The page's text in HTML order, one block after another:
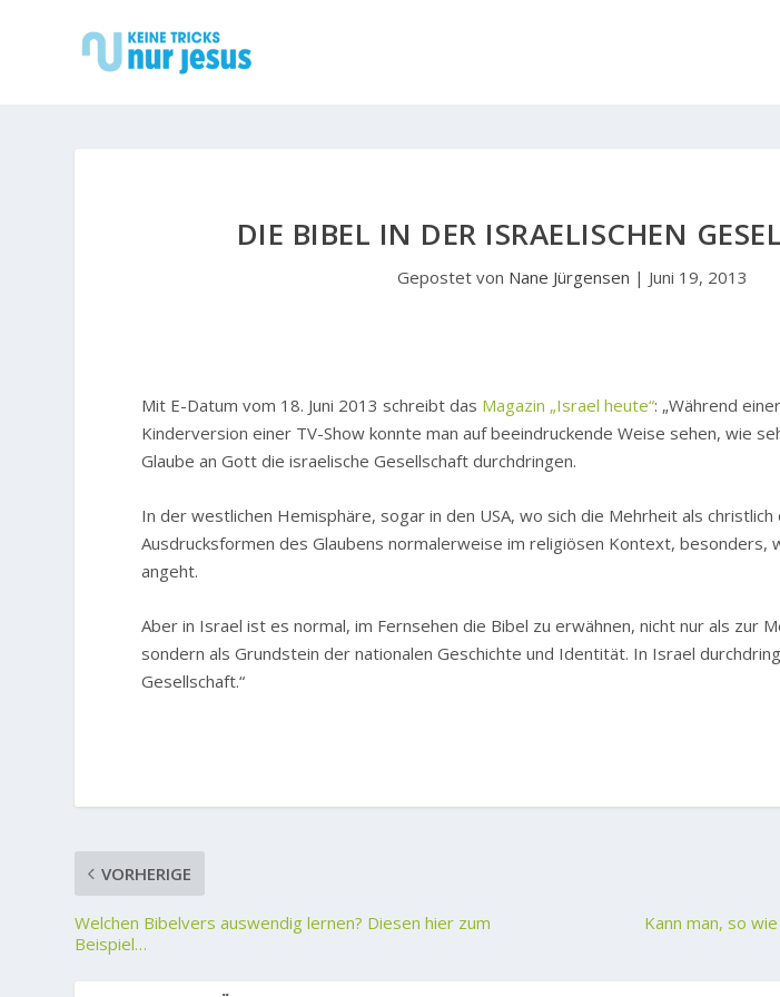
DIE BIBEL IN DER ISRAELISCHEN
Gepostet von Nane Jürgensen | Juni 19, 2013
Mit E-Datum vom 18. Juni 2013 schreibt das Magazin „Israel heute“: „Während
Kinderversion einer TV-Show konnte man auf beeindruckende Weise sehen, wie
Glaube an Gott die israelische Gesellschaft durchdringen.
In der westlichen Hemisphäre, sogar in den USA, wo sich die Mehrheit als
Ausdrucksformen des Glaubens normalerweise im religiösen Kontext, besonders,
angeht.
Aber in Israel ist es normal, im Fernsehen die Bibel zu erwähnen, nicht nur als zur
sondern als Grundstein der nationalen Geschichte und Identität. In Israel
Gesellschaft.“
VORHERIGE
Welchen Bibelvers auswendig lernen? Diesen hier zum
Beispiel…
Kann man, so